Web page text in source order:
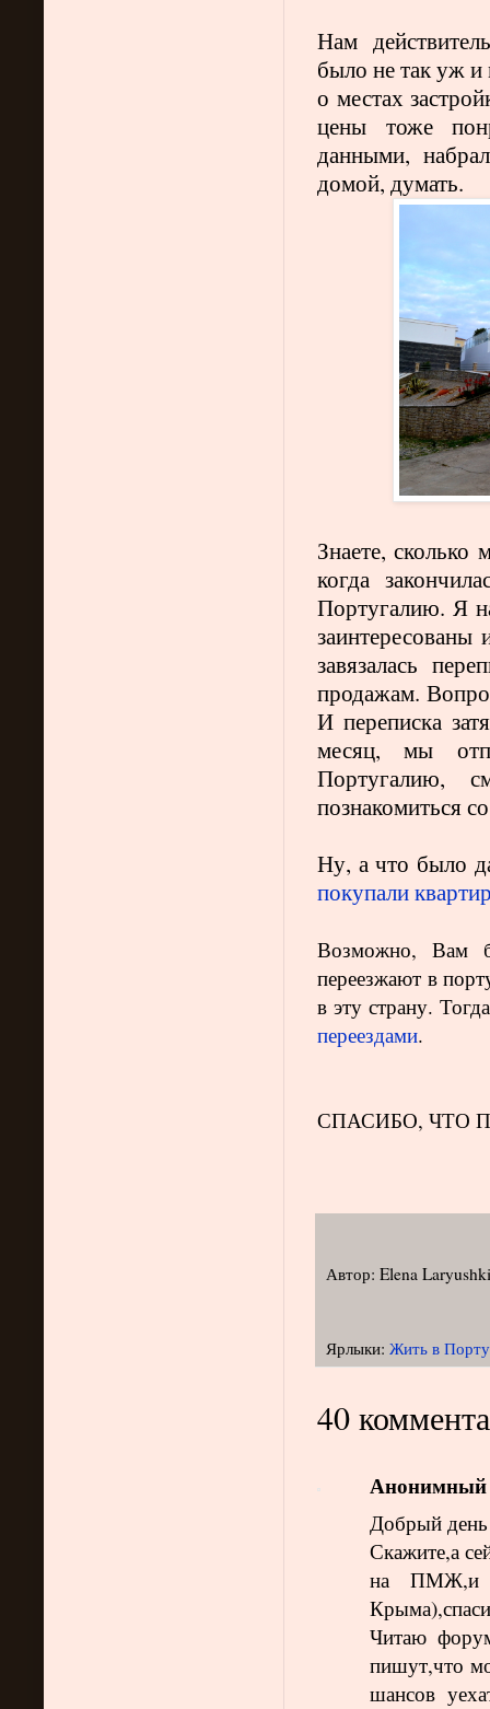
Нам
было не так уж
о местах
цены тоже
данными,
домой, думать.
Знаете,
когда
Португалию. Я
заинтересованы
завязалась
продажам.
И переписка
месяц, мы
Португалию,
познакомиться
Ну, а что было
покупали
Возможно, Вам
переезжают в
в эту страну.
переездами.
СПАСИБО, ЧТО
Автор: Elena
Ярлыки: Жить в
40
Анонимный
Добрый
Скажите,а
на ПМЖ,и
Читаю
пишут,что
шансов